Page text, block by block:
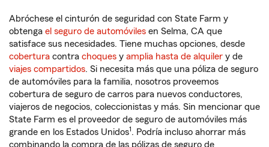
Abróchese el cinturón de seguridad con State Farm y
obtenga el seguro de automóviles en Selma, CA que
satisface sus necesidades. Tiene muchas opciones, desde
cobertura contra choques y amplia hasta de alquiler y de
viajes compartidos. Si necesita más que una póliza de seguro
de automóviles para la familia, nosotros proveemos
cobertura de seguro de carros para nuevos conductores,
viajeros de negocios, coleccionistas y más. Sin mencionar que
State Farm es el proveedor de seguro de automóviles más
grande en los Estados Unidos1. Podría incluso ahorrar más
combinando la compra de las pólizas de seguro de